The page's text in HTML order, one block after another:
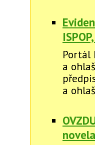
Portál
a
a